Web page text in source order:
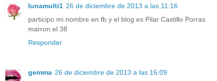
lunamulti1 26 de diciembre de 2013 a las 11:16
participo mi nombre en fb y el blog es Pilar Castillo Porras
marron el 38
Responder
gemma 26 de diciembre de 2013 a las 16:09